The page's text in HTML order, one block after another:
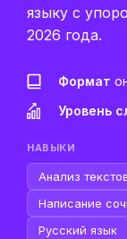
языку с
2026 года.
Формат
Уровень
НАВЫКИ
Анализ
Написание
Русский язык